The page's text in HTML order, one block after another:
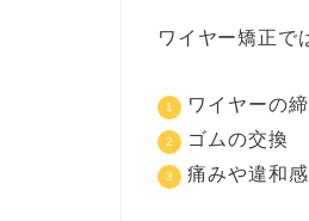
ワイヤー矯正で
ワイヤーの
ゴムの交換
痛みや違和